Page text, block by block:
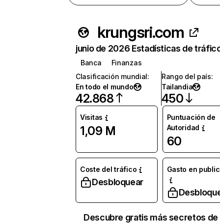
krungsri.com
junio de 2026 Estadísticas de
Banca
Finanzas
Clasificación mundial:
En todo el mundo
42.868
Rango del país:
Tailandia
450
Visitas
1,09 M
Puntuación de
Autoridad
60
Coste del tráfico
Desbloquear
Gasto en
Descubre gratis más secretos de